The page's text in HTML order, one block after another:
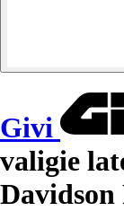
Givi
valigie
Davidson